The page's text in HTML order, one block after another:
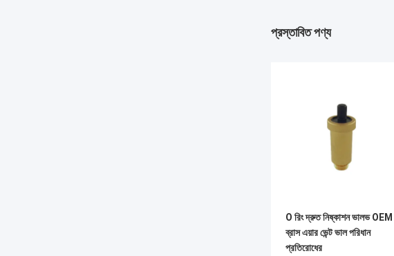
প্রস্তাবিত পণ্য
O রিং দ্রুত নিষ্কাশন ভালভ OEM
ব্রাস এয়ার ভেন্ট ভাল পরিধান
প্রতিরোধের